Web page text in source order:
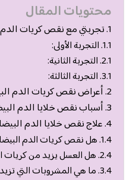
محتويات المقال
تجربتي مع نقص كريات
التجربة الأولى:
التجربة الثانية:
التجربة الثالثة:
أعراض نقص كريات الدم
أسباب نقص خلايا الدم
علاج نقص خلايا الدم
هل نقص كريات الدم
هل العسل يزيد من كريات
ما هي المشروبات التي